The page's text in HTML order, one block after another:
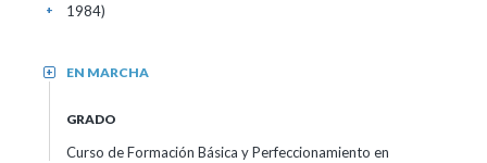
1984)
+
EN MARCHA
+
GRADO
Curso de Formación Básica y Perfeccionamiento en